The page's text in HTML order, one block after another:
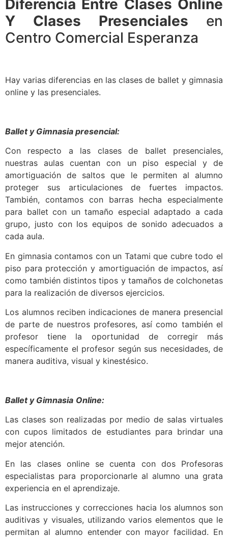
Diferencia Entre Clases Online
Y Clases Presenciales en
Centro Comercial Esperanza
Hay varias diferencias en las clases de ballet y gimnasia
online y las presenciales.
Ballet y Gimnasia presencial:
Con respecto a las clases de ballet presenciales,
nuestras aulas cuentan con un piso especial y de
amortiguación de saltos que le permiten al alumno
proteger sus articulaciones de fuertes impactos.
También, contamos con barras hecha especialmente
para ballet con un tamaño especial adaptado a cada
grupo, justo con los equipos de sonido adecuados a
cada aula.
En gimnasia contamos con un Tatami que cubre todo el
piso para protección y amortiguación de impactos, así
como también distintos tipos y tamaños de colchonetas
para la realización de diversos ejercicios.
Los alumnos reciben indicaciones de manera presencial
de parte de nuestros profesores, así como también el
profesor tiene la oportunidad de corregir más
específicamente el profesor según sus necesidades, de
manera auditiva, visual y kinestésico.
Ballet y Gimnasia Online:
Las clases son realizadas por medio de salas virtuales
con cupos limitados de estudiantes para brindar una
mejor atención.
En las clases online se cuenta con dos Profesoras
especialistas para proporcionarle al alumno una grata
experiencia en el aprendizaje.
Las instrucciones y correcciones hacia los alumnos son
auditivas y visuales, utilizando varios elementos que le
permitan al alumno entender con mayor facilidad. En